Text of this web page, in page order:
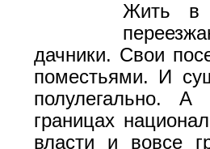
Жить в
дачники. Свои
поместьями. И
полулегально.
границах
власти и вовсе